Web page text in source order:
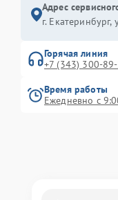
Адрес
г.
Горячая линия
+7 (343) 300-
Время работы
Ежедневно с